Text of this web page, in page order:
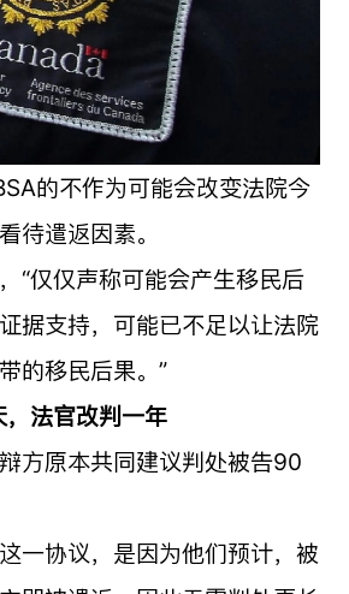
的不作为可能会改变法院今
待遣返因素。
“仅仅声称可能会产生移民后
据支持，可能已不足以让法院
的移民后果。”
法官改判一年
方原本共同建议判处被告90
一协议，是因为他们预计，被